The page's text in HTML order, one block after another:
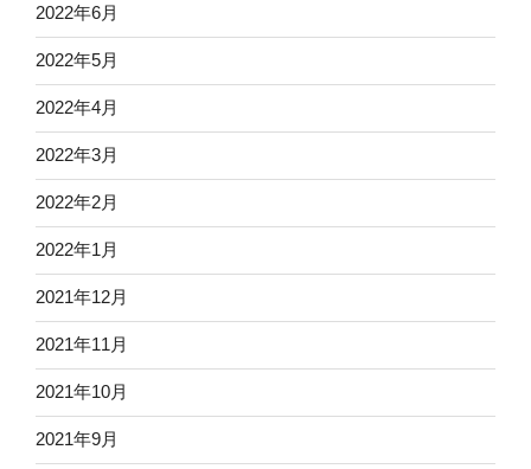
2022年6月
2022年5月
2022年4月
2022年3月
2022年2月
2022年1月
2021年12月
2021年11月
2021年10月
2021年9月